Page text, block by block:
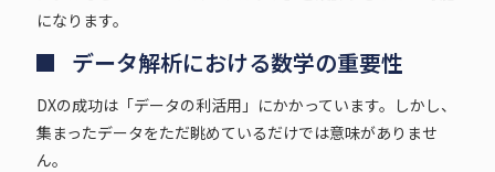
になります。
データ解析における数学の重要性
DXの成功は「データの利活用」にかかっています。しかし、
集まったデータをただ眺めているだけでは意味がありませ
ん。